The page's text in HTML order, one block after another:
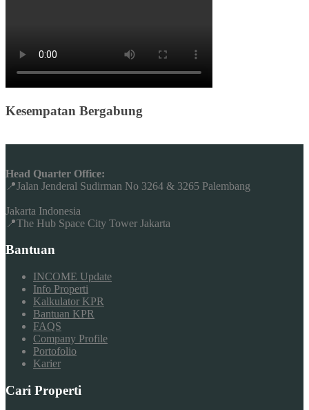
Kesempatan Bergabung
Head Quarter Office:
📍Jalan Jenderal Sudirman No 3264 & 3265 Palembang
Jakarta Indonesia
📍The Hub Space City Tower Jakarta
Bantuan
INCOME Update
Info Properti
Kalkulator KPR
Bantuan KPR
FAQS
Company Profile
Portofolio
Karier
Cari Properti